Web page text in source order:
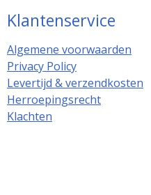
Klantenservice
Algemene voorwaarden
Privacy Policy
Levertijd & verzendkosten
Herroepingsrecht
Klachten